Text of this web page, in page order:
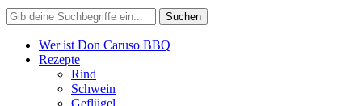
Wer ist Don Caruso BBQ
Rezepte
Rind
Schwein
Geflügel